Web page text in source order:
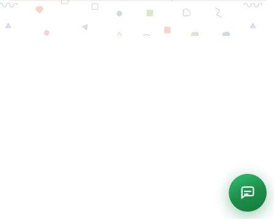
У каждого индивида за плечами имеются различные
достижения. Они могут затрагивать самые разные стороны его
жизни, начиная от учебы и личностного роста, заканчивая